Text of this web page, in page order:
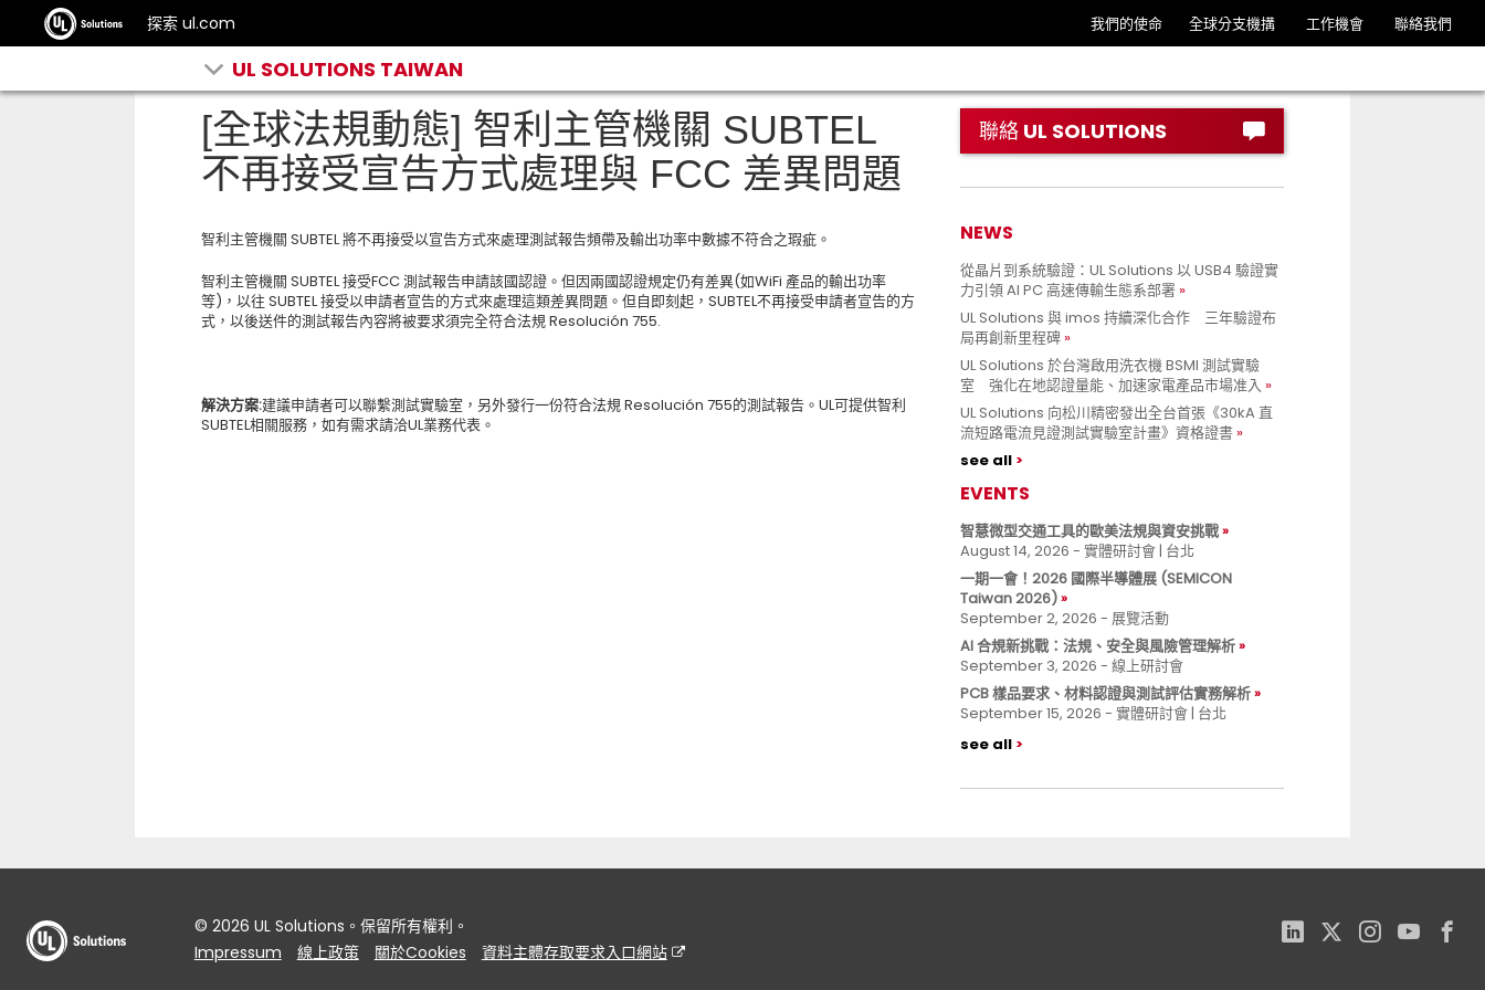
探索 ul.com 我們的使命 全球分支機搆 工作機會 聯絡我們
UL SOLUTIONS TAIWAN
[全球法規動態] 智利主管機關 SUBTEL
不再接受宣告方式處理與 FCC 差異問題
智利主管機關 SUBTEL 將不再接受以宣告方式來處理測試報告頻帶及輸出功率中數據不符合之瑕疵。
智利主管機關 SUBTEL 接受FCC 測試報告申請該國認證。但因兩國認證規定仍有差異(如WiFi 產品的輸出功率
等)，以往 SUBTEL 接受以申請者宣告的方式來處理這類差異問題。但自即刻起，SUBTEL不再接受申請者宣告的方
式，以後送件的測試報告內容將被要求須完全符合法規 Resolución 755.
解決方案:建議申請者可以聯繫測試實驗室，另外發行一份符合法規 Resolución 755的測試報告。UL可提供智利
SUBTEL相關服務，如有需求請洽UL業務代表。
聯絡 UL SOLUTIONS
NEWS
從晶片到系統驗證：UL Solutions 以 USB4 驗證實
力引領 AI PC 高速傳輸生態系部署
UL Solutions 與 imos 持續深化合作 三年驗證布
局再創新里程碑
UL Solutions 於台灣啟用洗衣機 BSMI 測試實驗
室 強化在地認證量能、加速家電產品市場准入
UL Solutions 向松川精密發出全台首張《30kA 直
流短路電流見證測試實驗室計畫》資格證書
see all
EVENTS
智慧微型交通工具的歐美法規與資安挑戰
August 14, 2026 - 實體研討會 | 台北
一期一會！2026 國際半導體展 (SEMICON
Taiwan 2026)
September 2, 2026 - 展覽活動
AI 合規新挑戰：法規、安全與風險管理解析
September 3, 2026 - 線上研討會
PCB 樣品要求、材料認證與測試評估實務解析
September 15, 2026 - 實體研討會 | 台北
see all
© 2026 UL Solutions。保留所有權利。
Impressum
線上政策 關於Cookies 資料主體存取要求入口網站